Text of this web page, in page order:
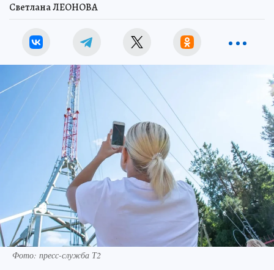
Светлана ЛЕОНОВА
Фото: пресс-служба Т2